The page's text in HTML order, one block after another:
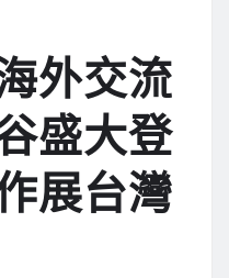
外交流
盛大登
展台灣